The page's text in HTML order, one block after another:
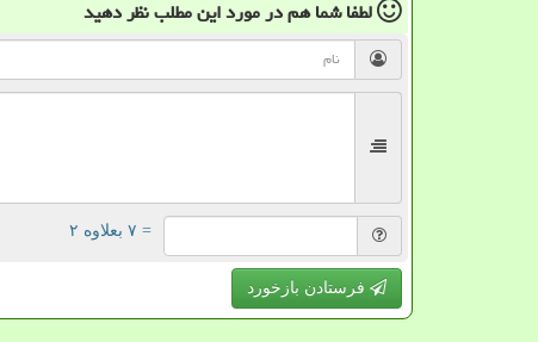
لطفا شما همدر مورد این مطلبنظر دهید
= ۷ بعلاوه ۲
فرستادن بازخورد